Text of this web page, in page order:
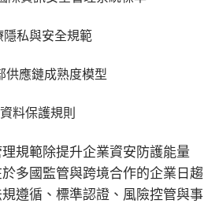
隱私與安全規範
供應鏈成熟度模型
料保護規則
規範除提升企業資安防護能量
多國監管與跨境合作的企業日趨
遵循、標準認證、風險控管與事